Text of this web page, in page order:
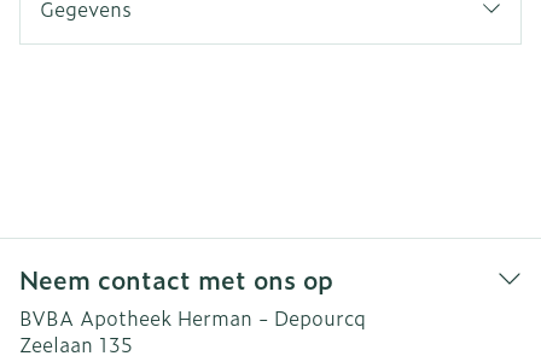
Gegevens
Neem contact met ons op
BVBA Apotheek Herman - Depourcq
Zeelaan 135